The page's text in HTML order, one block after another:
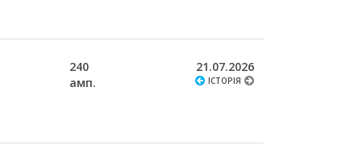
240
амп.
21.07.2026
ІСТОРІЯ